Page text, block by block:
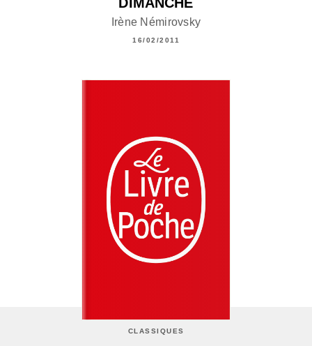
Irène Némirovsky
16/02/2011
CLASSIQUES